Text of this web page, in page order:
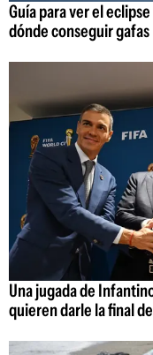
Guía para ver el
dónde conseguir
Una jugada de
quieren darle la final